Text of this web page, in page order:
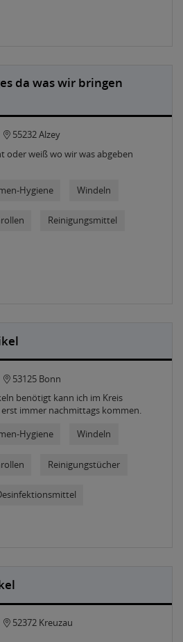
da was wir bringen
55232 Alzey
oder weiß wo wir was abgeben
Hygiene Windeln
Reinigungsmittel
53125 Bonn
benötigt kann ich im Kreis
immer nachmittags kommen.
Hygiene Windeln
Reinigungstücher
52372 Kreuzau